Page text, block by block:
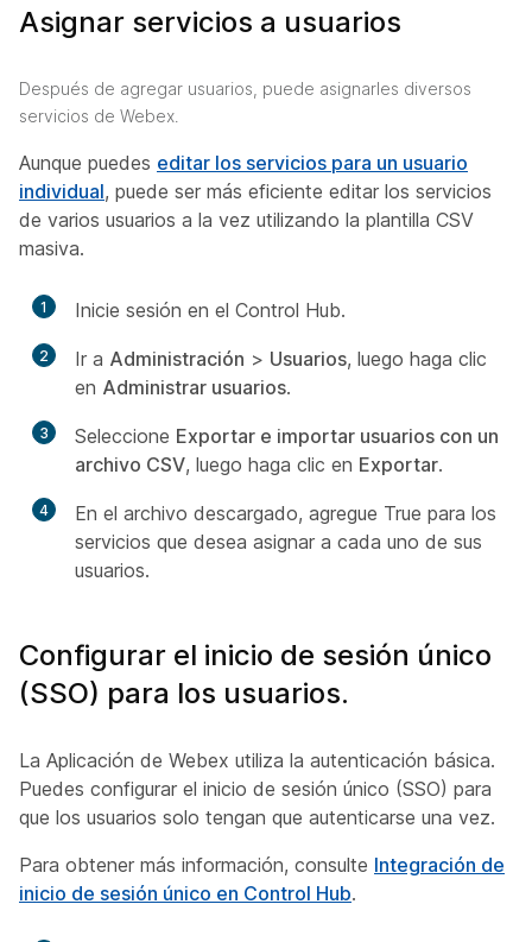
Asignar servicios a usuarios
Después de agregar usuarios, puede asignarles diversos
servicios de Webex.
Aunque puedes editar los servicios para un usuario
individual, puede ser más eficiente editar los servicios
de varios usuarios a la vez utilizando la plantilla CSV
masiva.
1 Inicie sesión en el Control Hub.
2 Ir a Administración > Usuarios, luego haga clic
en Administrar usuarios.
3 Seleccione Exportar e importar usuarios con un
archivo CSV, luego haga clic en Exportar.
4 En el archivo descargado, agregue True para los
servicios que desea asignar a cada uno de sus
usuarios.
Configurar el inicio de sesión único
(SSO) para los usuarios.
La Aplicación de Webex utiliza la autenticación básica.
Puedes configurar el inicio de sesión único (SSO) para
que los usuarios solo tengan que autenticarse una vez.
Para obtener más información, consulte Integración de
inicio de sesión único en Control Hub.